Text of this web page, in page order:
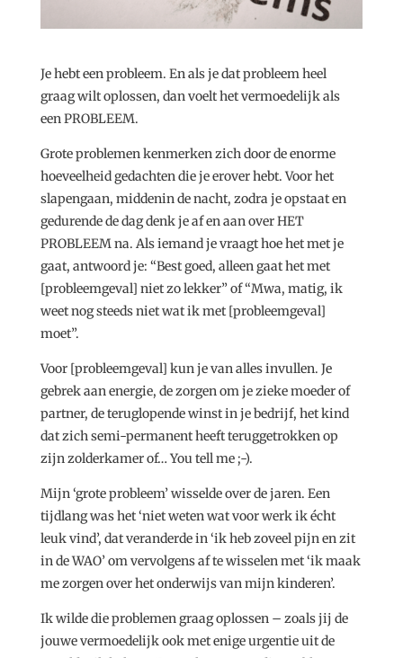
Je hebt een probleem. En als je dat probleem heel
graag wilt oplossen, dan voelt het vermoedelijk als
een PROBLEEM.
Grote problemen kenmerken zich door de enorme
hoeveelheid gedachten die je erover hebt. Voor het
slapengaan, middenin de nacht, zodra je opstaat en
gedurende de dag denk je af en aan over HET
PROBLEEM na. Als iemand je vraagt hoe het met je
gaat, antwoord je: “Best goed, alleen gaat het met
[probleemgeval] niet zo lekker” of “Mwa, matig, ik
weet nog steeds niet wat ik met [probleemgeval]
moet”.
Voor [probleemgeval] kun je van alles invullen. Je
gebrek aan energie, de zorgen om je zieke moeder of
partner, de teruglopende winst in je bedrijf, het kind
dat zich semi-permanent heeft teruggetrokken op
zijn zolderkamer of… You tell me ;-).
Mijn ‘grote probleem’ wisselde over de jaren. Een
tijdlang was het ‘niet weten wat voor werk ik écht
leuk vind’, dat veranderde in ‘ik heb zoveel pijn en zit
in de WAO’ om vervolgens af te wisselen met ‘ik maak
me zorgen over het onderwijs van mijn kinderen’.
Ik wilde die problemen graag oplossen – zoals jij de
jouwe vermoedelijk ook met enige urgentie uit de